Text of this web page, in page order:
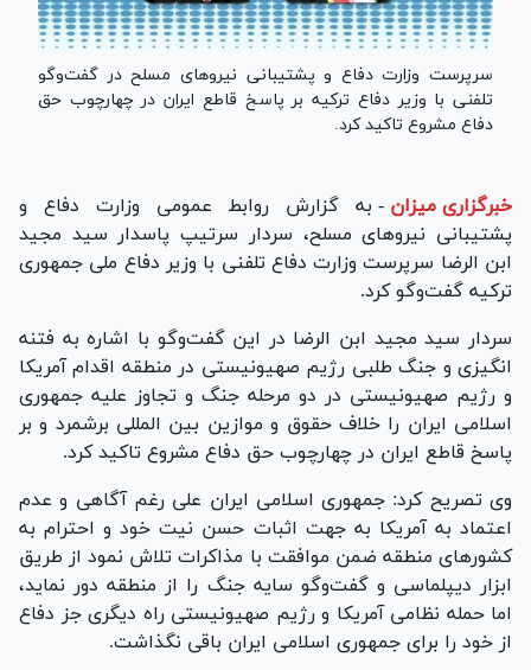
سرپرست وزارت دفاع و پشتیبانی نیرو‌های مسلح در گفت‌و‌گو
تلفنی با وزیر دفاع ترکیه بر پاسخ قاطع ایران در چهارچوب حق
دفاع مشروع تاکید کرد.
خبرگزاری میزان - به گزارش روابط عمومی وزارت دفاع و
پشتیبانی نیرو‌های مسلح، سردار سرتیپ پاسدار سید مجید
ابن الرضا سرپرست وزارت دفاع تلفنی با وزیر دفاع ملی جمهوری
ترکیه گفت‌و‌گو کرد.
سردار سید مجید ابن الرضا در این گفت‌و‌گو با اشاره به فتنه
انگیزی و جنگ طلبی رژیم صهیونیستی در منطقه اقدام آمریکا
و رژیم صهیونیستی در دو مرحله جنگ و تجاوز علیه جمهوری
اسلامی ایران را خلاف حقوق و موازین بین المللی برشمرد و بر
پاسخ قاطع ایران در چهارچوب حق دفاع مشروع تاکید کرد.
وی تصریح کرد: جمهوری اسلامی ایران علی رغم آگاهی و عدم
اعتماد به آمریکا به جهت اثبات حسن نیت خود و احترام به
کشور‌های منطقه ضمن موافقت با مذاکرات تلاش نمود از طریق
ابزار دیپلماسی و گفت‌و‌گو سایه جنگ را از منطقه دور نماید،
اما حمله نظامی آمریکا و رژیم صهیونیستی راه دیگری جز دفاع
از خود را برای جمهوری اسلامی ایران باقی نگذاشت.